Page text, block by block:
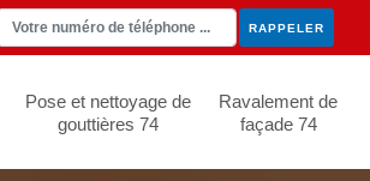
Pose et nettoyage de
gouttières 74
Ravalement de
façade 74